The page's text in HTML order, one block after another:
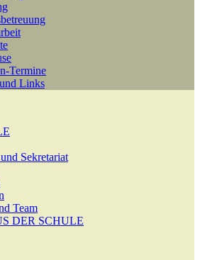
Termine
Links
Sekretariat
Team
DER SCHULE